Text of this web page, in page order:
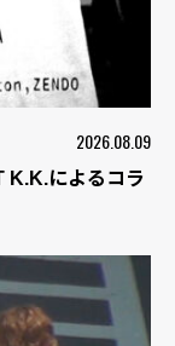
2026.08.09
によるコラ